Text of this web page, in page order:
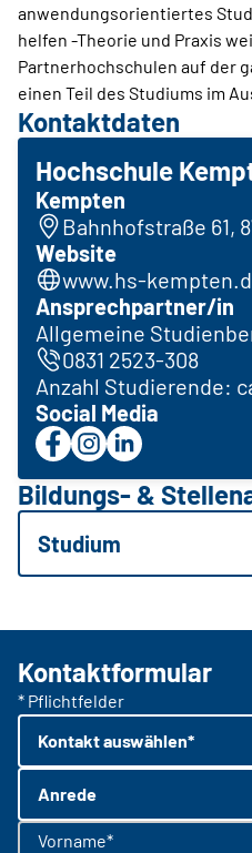
anwendungsorientiertes
helfen -Theorie und Praxis
Partnerhochschulen auf der
einen Teil des Studiums im
Kontaktdaten
Hochschule
Kempten
Bahnhofstraße 61,
Website
www.hs-
Ansprechpartner/in
Allgemeine
0831 2523-308
Anzahl Studierende:
Social Media
Bildungs- &
Studium
Kontaktformular
* Pflichtfelder
Kontakt auswählen*
Anrede
Vorname*